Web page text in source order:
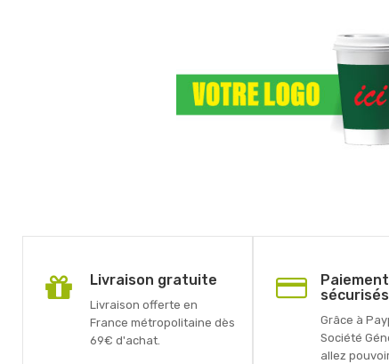
Livraison gratuite
Livraison offerte en
France métropolitaine dès
69€ d'achat.
sécurisés
Grâce à
Société
allez